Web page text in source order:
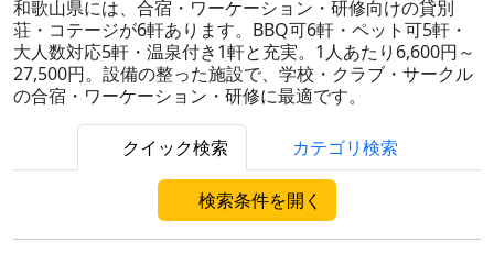
和歌山県には、合宿・ワーケーション・研修向けの貸別
荘・コテージが6軒あります。BBQ可6軒・ペット可5軒・
大人数対応5軒・温泉付き1軒と充実。1人あたり6,600円～
27,500円。設備の整った施設で、学校・クラブ・サークル
の合宿・ワーケーション・研修に最適です。
クイック検索 カテゴリ検索
検索条件を開く